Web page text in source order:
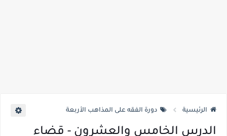
الرئيسية دورة الفقه على المذاهب الأربعة
الدرس الخامس والعشرون - قضاء